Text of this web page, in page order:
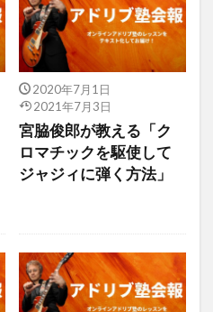
2020年7月1日
2021年7月3日
宮脇俊郎が教える「ク
ロマチックを駆使して
ジャジィに弾く方法」